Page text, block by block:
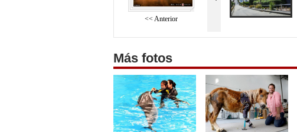
<< Anterior
Más fotos